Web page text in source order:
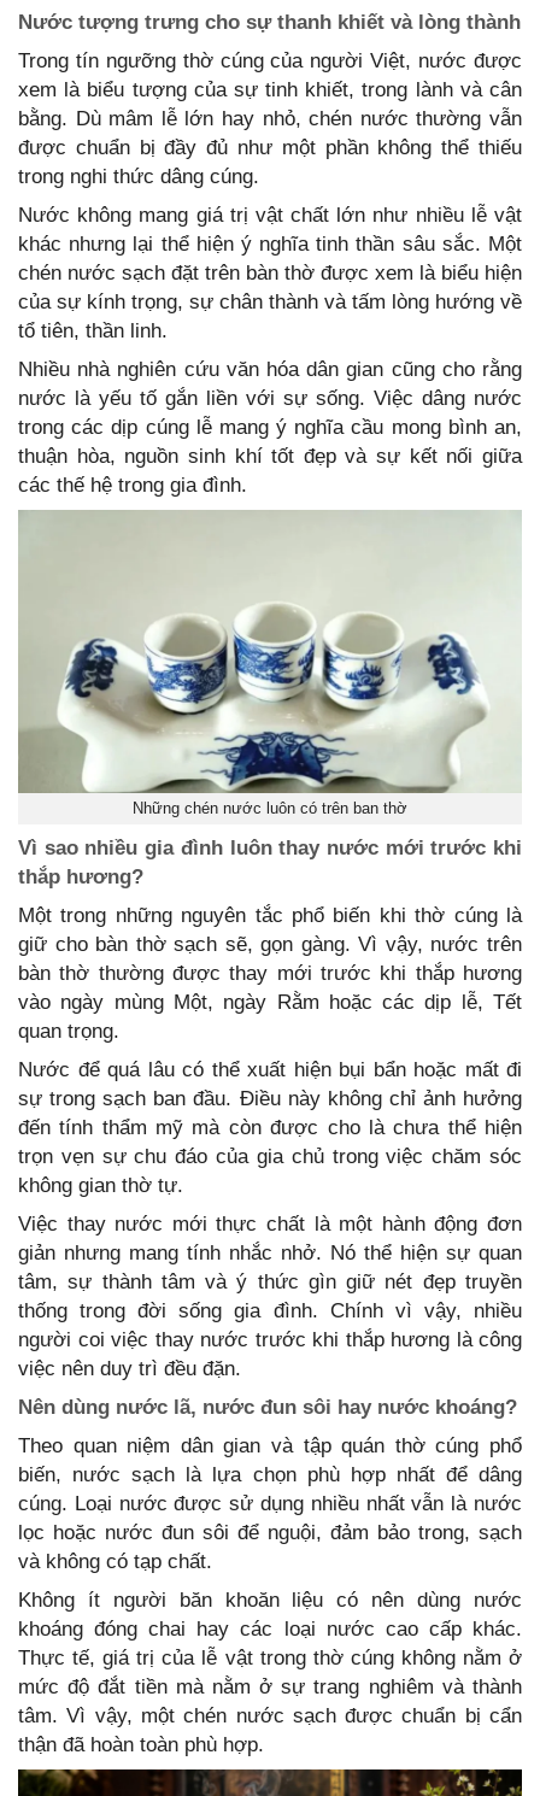
Nước tượng trưng cho sự thanh khiết và lòng thành
Trong tín ngưỡng thờ cúng của người Việt, nước được
xem là biểu tượng của sự tinh khiết, trong lành và cân
bằng. Dù mâm lễ lớn hay nhỏ, chén nước thường vẫn
được chuẩn bị đầy đủ như một phần không thể thiếu
trong nghi thức dâng cúng.
Nước không mang giá trị vật chất lớn như nhiều lễ vật
khác nhưng lại thể hiện ý nghĩa tinh thần sâu sắc. Một
chén nước sạch đặt trên bàn thờ được xem là biểu hiện
của sự kính trọng, sự chân thành và tấm lòng hướng về
tổ tiên, thần linh.
Nhiều nhà nghiên cứu văn hóa dân gian cũng cho rằng
nước là yếu tố gắn liền với sự sống. Việc dâng nước
trong các dịp cúng lễ mang ý nghĩa cầu mong bình an,
thuận hòa, nguồn sinh khí tốt đẹp và sự kết nối giữa
các thế hệ trong gia đình.
Những chén nước luôn có trên ban thờ
Vì sao nhiều gia đình luôn thay nước mới trước khi
thắp hương?
Một trong những nguyên tắc phổ biến khi thờ cúng là
giữ cho bàn thờ sạch sẽ, gọn gàng. Vì vậy, nước trên
bàn thờ thường được thay mới trước khi thắp hương
vào ngày mùng Một, ngày Rằm hoặc các dịp lễ, Tết
quan trọng.
Nước để quá lâu có thể xuất hiện bụi bẩn hoặc mất đi
sự trong sạch ban đầu. Điều này không chỉ ảnh hưởng
đến tính thẩm mỹ mà còn được cho là chưa thể hiện
trọn vẹn sự chu đáo của gia chủ trong việc chăm sóc
không gian thờ tự.
Việc thay nước mới thực chất là một hành động đơn
giản nhưng mang tính nhắc nhở. Nó thể hiện sự quan
tâm, sự thành tâm và ý thức gìn giữ nét đẹp truyền
thống trong đời sống gia đình. Chính vì vậy, nhiều
người coi việc thay nước trước khi thắp hương là công
việc nên duy trì đều đặn.
Nên dùng nước lã, nước đun sôi hay nước khoáng?
Theo quan niệm dân gian và tập quán thờ cúng phổ
biến, nước sạch là lựa chọn phù hợp nhất để dâng
cúng. Loại nước được sử dụng nhiều nhất vẫn là nước
lọc hoặc nước đun sôi để nguội, đảm bảo trong, sạch
và không có tạp chất.
Không ít người băn khoăn liệu có nên dùng nước
khoáng đóng chai hay các loại nước cao cấp khác.
Thực tế, giá trị của lễ vật trong thờ cúng không nằm ở
mức độ đắt tiền mà nằm ở sự trang nghiêm và thành
tâm. Vì vậy, một chén nước sạch được chuẩn bị cẩn
thận đã hoàn toàn phù hợp.